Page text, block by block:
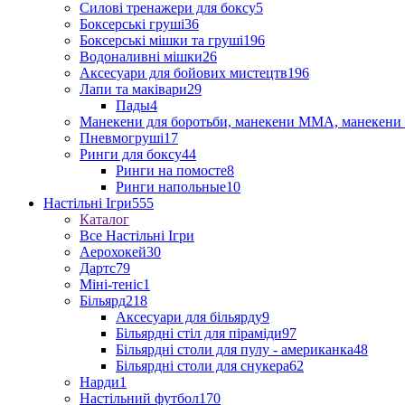
Силові тренажери для боксу5
Боксерські груші36
Боксерські мішки та груші196
Водоналивні мішки26
Аксесуари для бойових мистецтв196
Лапи та маківари29
Пады4
Манекени для боротьби, манекени ММА, манекени
Пневмогруші17
Ринги для боксу44
Ринги на помосте8
Ринги напольные10
Настільні Ігри555
Каталог
Все Настільні Ігри
Аерохокей30
Дартс79
Міні-теніс1
Більярд218
Аксесуари для більярду9
Більярдні стіл для піраміди97
Більярдні столи для пулу - американка48
Більярдні столи для снукера62
Нарди1
Настільний футбол170